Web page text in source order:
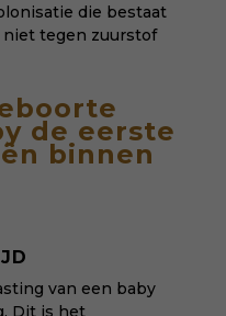
die bestaat
tegen zuurstof
de eerste
binnen
van een baby
Dit is het